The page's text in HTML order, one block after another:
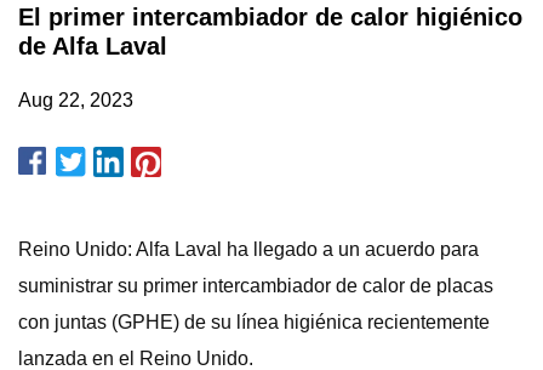
El primer intercambiador de calor higiénico
de Alfa Laval
Aug 22, 2023
Reino Unido: Alfa Laval ha llegado a un acuerdo para
suministrar su primer intercambiador de calor de placas
con juntas (GPHE) de su línea higiénica recientemente
lanzada en el Reino Unido.